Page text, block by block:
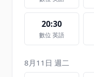
20:30
數位 英語
8月11日 週二